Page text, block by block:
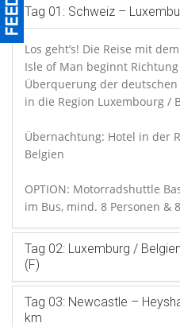
Tag 01: Schweiz –
Los geht’s! Die Reise mit
Isle of Man beginnt
Überquerung der
in die Region Luxembourg /
Übernachtung: Hotel in der
Belgien
OPTION: Motorradshuttle
im Bus, mind. 8 Personen &
Tag 02: Luxemburg /
(F)
Tag 03: Newcastle –
km